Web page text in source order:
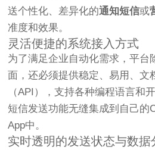
送个性化、差异化的通知短信或
准度和效果。
灵活便捷的系统接入方式
为了满足企业自动化需求，平台
面，还必须提供稳定、易用、文
（API），支持各种编程语言和
短信发送功能无缝集成到自己的
App中。
实时透明的发送状态与数据